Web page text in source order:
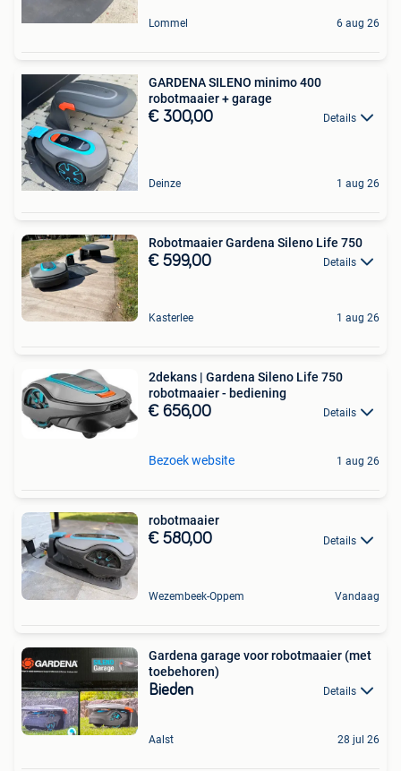
Lommel 6 aug 26
GARDENA SILENO minimo 400
robotmaaier + garage
€ 300,00 Details
Deinze 1 aug 26
Robotmaaier Gardena Sileno Life 750
€ 599,00 Details
Kasterlee 1 aug 26
2dekans | Gardena Sileno Life 750
robotmaaier - bediening
€ 656,00 Details
Bezoek website 1 aug 26
robotmaaier
€ 580,00 Details
Wezembeek-Oppem Vandaag
Gardena garage voor robotmaaier (met
toebehoren)
Bieden Details
Aalst 28 jul 26